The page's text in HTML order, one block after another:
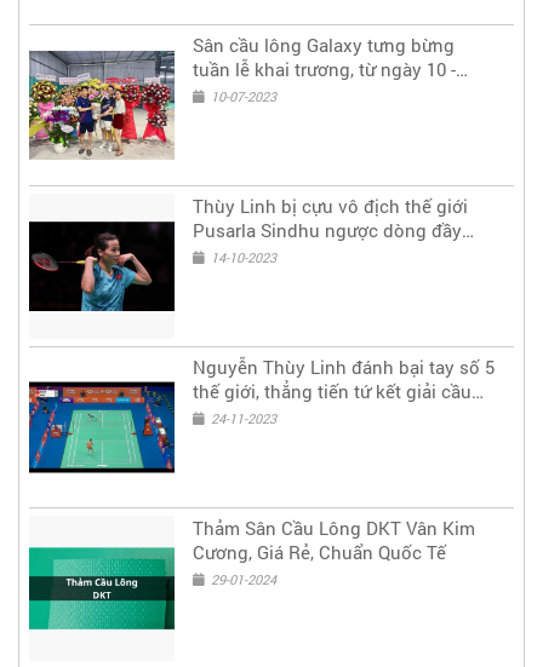
Sân cầu lông Galaxy tưng bừng
tuần lễ khai trương, từ ngày 10 -
14/7/2023
10-07-2023
Thùy Linh bị cựu vô địch thế giới
Pusarla Sindhu ngược dòng đầy
tiếc nuối ở tứ kết Phần Lan mở rộng
14-10-2023
Nguyễn Thùy Linh đánh bại tay số 5
thế giới, thẳng tiến tứ kết giải cầu
lông China Masters 2023
24-11-2023
Thảm Sân Cầu Lông DKT Vân Kim
Cương, Giá Rẻ, Chuẩn Quốc Tế
29-01-2024